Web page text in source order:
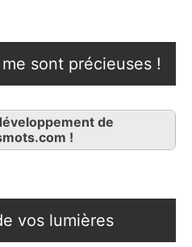
sont précieuses !
de
!
vos lumières